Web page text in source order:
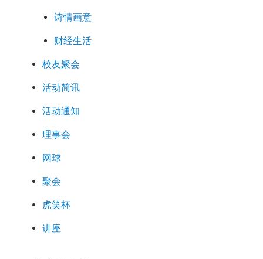
诗情画意
财经生活
校友聚会
活动简讯
活动通知
理事会
网球
聚会
虎笑杯
讲座